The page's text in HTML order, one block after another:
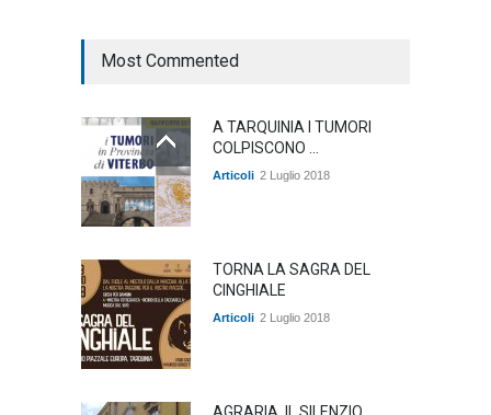
Most Commented
A TARQUINIA I TUMORI
COLPISCONO ...
Articoli 2 Luglio 2018
TORNA LA SAGRA DEL
CINGHIALE
Articoli 2 Luglio 2018
AGRARIA, IL SILENZIO